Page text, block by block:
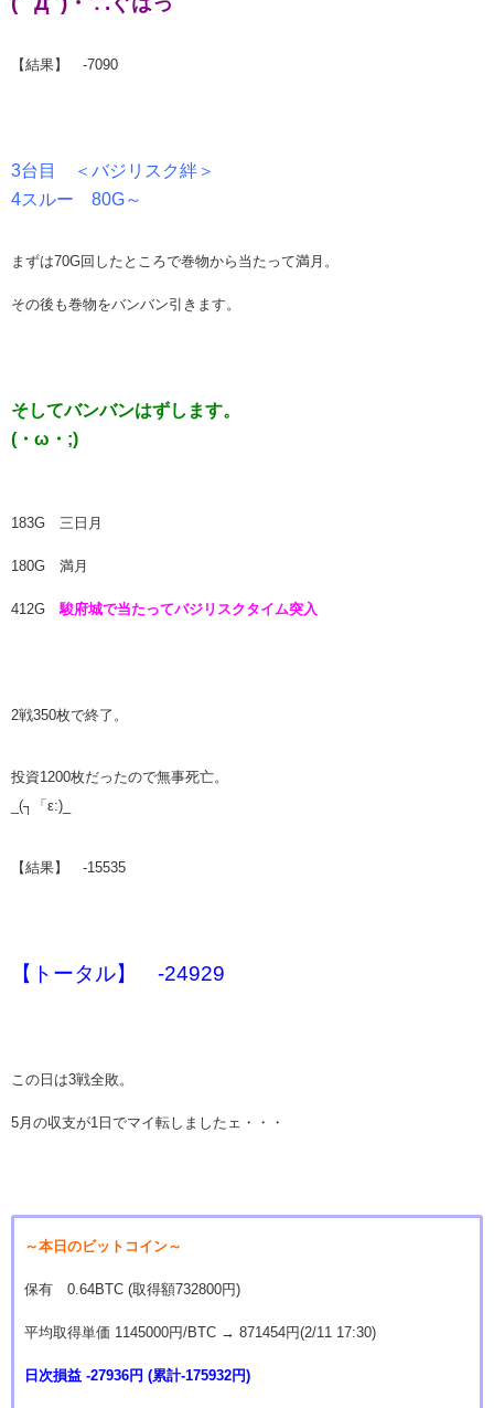
【結果】 -7090
3台目 ＜バジリスク絆＞
4スルー 80G～
まずは70G回したところで巻物から当たって満月。
その後も巻物をバンバン引きます。
そしてバンバンはずします。
(・ω・;)
183G 三日月
180G 満月
412G駿府城で当たってバジリスクタイム突入
2戦350枚で終了。
投資1200枚だったので無事死亡。
_(┐「ε:)_
【結果】 -15535
【トータル】 -24929
この日は3戦全敗。
5月の収支が1日でマイ転しましたェ・・・
～本日のビットコイン～
保有 0.64BTC (取得額732800円)
平均取得単価 1145000円/BTC → 871454円(2/11 17:30)
日次損益 -27936円 (累計-175932円)